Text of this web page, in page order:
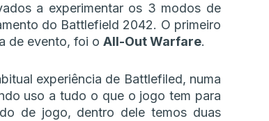
a experimentar os 3 modos de
do Battlefield 2042. O primeiro
de evento, foi o All-Out Warfare.
experiência de Battlefiled, numa
uso a tudo o que o jogo tem para
de jogo, dentro dele temos duas